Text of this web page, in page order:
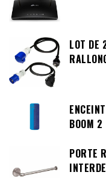
LOT DE
BOOM 2
PORTE